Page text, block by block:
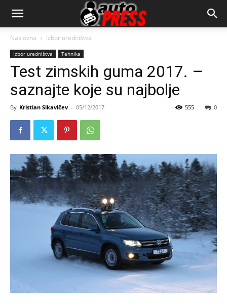
AutopressHR
Naslovna Izbor uredništva
Izbor uredništva Tehnika
Test zimskih guma 2017. –
saznajte koje su najbolje
By Kristian Sikavičev - 05/12/2017 0
555